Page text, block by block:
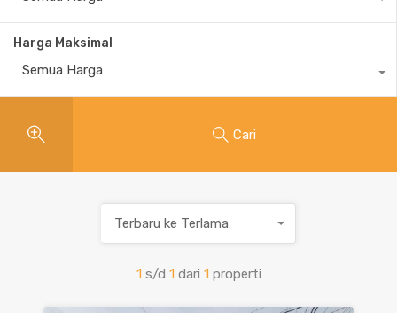
Harga Maksimal
Semua Harga
Cari
1 s/d 1 dari 1 properti
Terbaru ke Terlama